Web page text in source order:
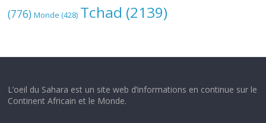
(776) Monde (428) Tchad (2139)
L’oeil du Sahara est un site web d’informations en continue sur le
Continent Africain et le Monde.